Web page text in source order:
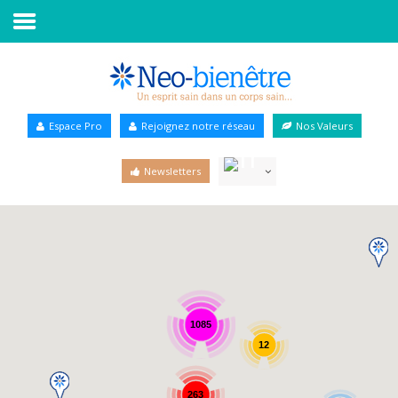
Annuaire Bien-être
Espace Pro Rejoignez notre réseau Nos Valeurs
Newsletters
1085
263
12